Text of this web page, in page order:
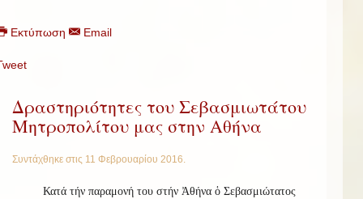
Εκτύπωση Email
Δραστηριότητες του Σεβασμιωτάτου
Μητροπολίτου μας στην Αθήνα
Συντάχθηκε στις 11 Φεβρουαρίου 2016
Κατά τήν παραμονή του στήν Ἀθήνα ὁ Σεβασμιώτατος